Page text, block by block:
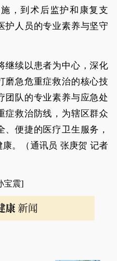
，到术后监护和康复支
护人员的专业素养与坚守
继续以患者为中心，深化
磨急危重症救治的核心技
团队的专业素养与应急处
症救治防线，为辖区群众
便捷的医疗卫生服务，
。（通讯员 张庚贺 记者
宝震]
康新闻